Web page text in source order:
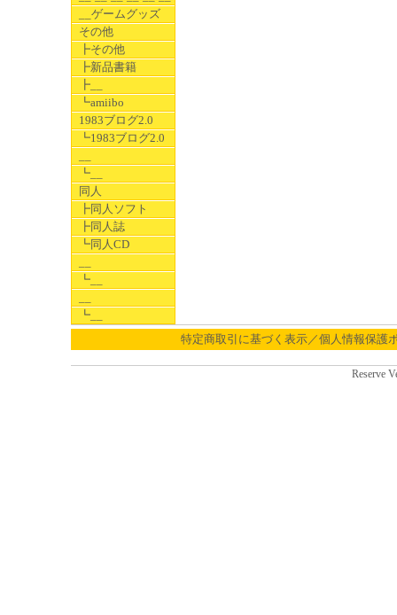
__ゲームグッズ
その他
┣その他
┣新品書籍
┣__
┗amiibo
1983ブログ2.0
┗1983ブログ2.0
┗__
同人
┣同人ソフト
┣同人誌
┗同人CD
┗__
┗__
特定商取引に基づく表示／個人情報保護
Reserve